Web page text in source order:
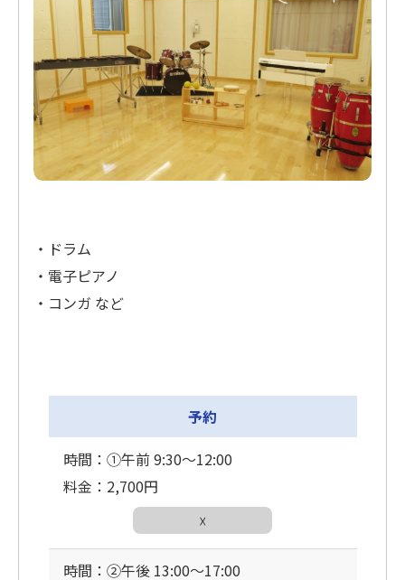
・ドラム
・電子ピアノ
・コンガ など
予約
時間：①午前 9:30〜12:00
料金：2,700円
☓
時間：②午後 13:00〜17:00